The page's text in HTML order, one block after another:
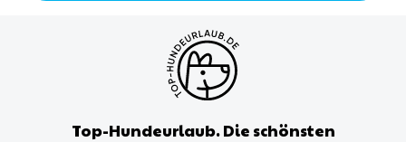
Top-Hundeurlaub. Die schönsten